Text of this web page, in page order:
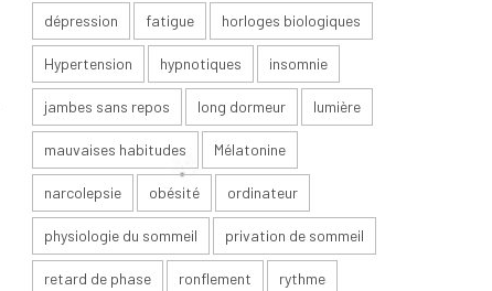
dépression fatigue horloges biologiques
Hypertension hypnotiques insomnie
jambes sans repos long dormeur lumière
mauvaises habitudes Mélatonine
narcolepsie obésité ordinateur
physiologie du sommeil privation de sommeil
retard de phase ronflement rythme